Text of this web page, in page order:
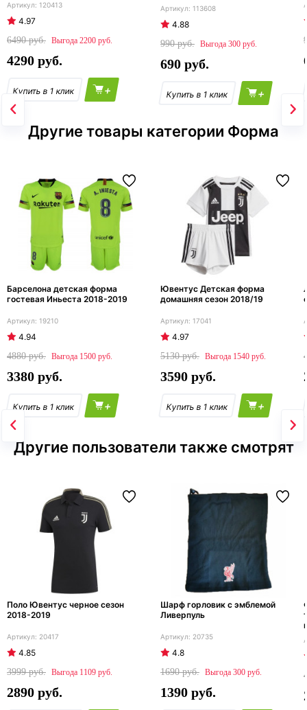
120413
4.97
6490
2200
4290
+
113608
4.88
990
300
690
+
Другие товары категории Форма
Барселона детская форма
гостевая Иньеста 2018-2019
19210
4.94
4880
1500
3380
+
Ювентус Детская форма
домашняя сезон 2018/19
17041
4.97
5130
1540
3590
+
Другие пользователи также смотрят
Поло Ювентус черное сезон
2018-2019
20417
4.85
3999
1109
2890
Шарф горловик с эмблемой
Ливерпуль
20735
4.8
1690
300
1390